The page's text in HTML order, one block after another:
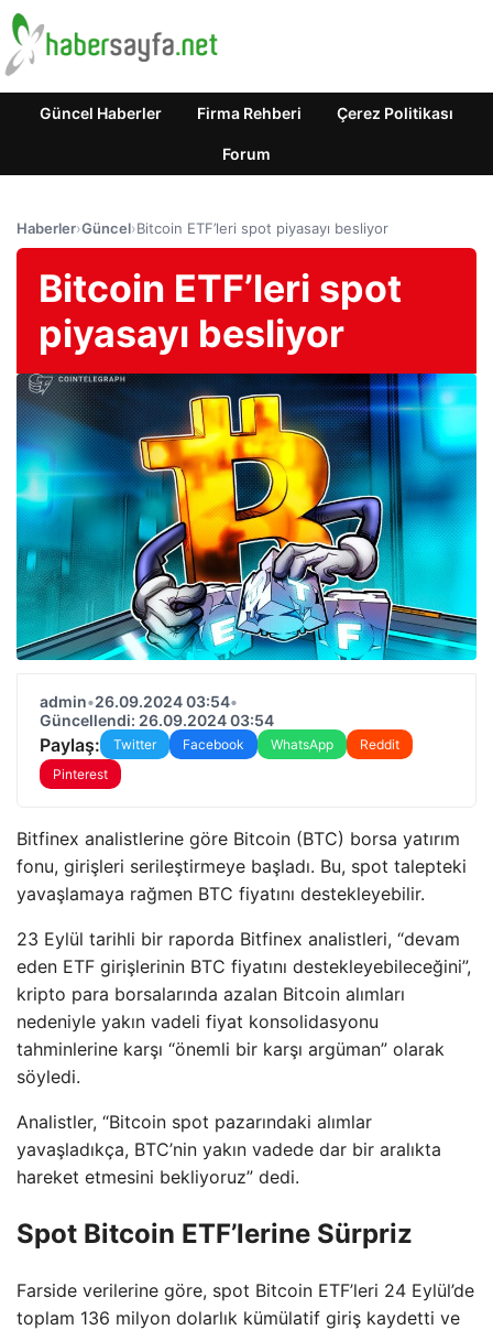
Güncel Haberler Firma Rehberi Çerez Politikası
Forum
Haberler›Güncel›Bitcoin ETF’leri spot piyasayı besliyor
Bitcoin ETF’leri spot
piyasayı besliyor
admin•26.09.2024 03:54•
Güncellendi: 26.09.2024 03:54
Paylaş: Twitter Facebook WhatsApp
Reddit
Pinterest
Bitfinex analistlerine göre Bitcoin (BTC) borsa yatırım
fonu, girişleri serileştirmeye başladı. Bu, spot talepteki
yavaşlamaya rağmen BTC fiyatını destekleyebilir.
23 Eylül tarihli bir raporda Bitfinex analistleri, “devam
eden ETF girişlerinin BTC fiyatını destekleyebileceğini”,
kripto para borsalarında azalan Bitcoin alımları
nedeniyle yakın vadeli fiyat konsolidasyonu
tahminlerine karşı “önemli bir karşı argüman” olarak
söyledi.
Analistler, “Bitcoin spot pazarındaki alımlar
yavaşladıkça, BTC’nin yakın vadede dar bir aralıkta
hareket etmesini bekliyoruz” dedi.
Spot Bitcoin ETF’lerine Sürpriz
Farside verilerine göre, spot Bitcoin ETF’leri 24 Eylül’de
toplam 136 milyon dolarlık kümülatif giriş kaydetti ve